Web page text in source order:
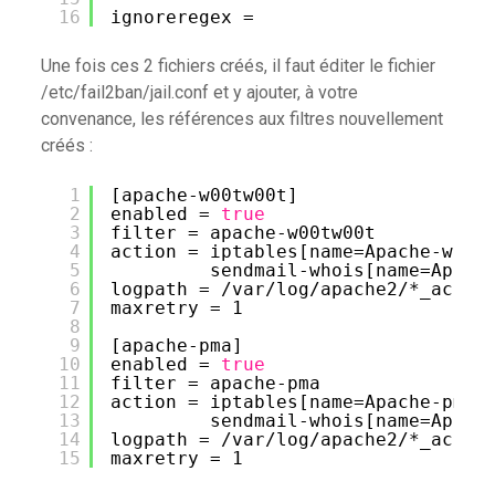
16
ignoreregex =
Une fois ces 2 fichiers créés, il faut éditer le fichier
/etc/fail2ban/jail.conf et y ajouter, à votre
convenance, les références aux filtres nouvellement
créés :
1
2
3
4
5
6
7
8
9
10
11
12
13
14
15
[apache-w00tw00t]
enabled = true
filter = apache-w00tw00t
action = iptables[name=Apache-
sendmail-
logpath = /var/log/apache2/
maxretry = 1
[apache-pma]
enabled = true
filter = apache-pma
action = iptables[name=Apache-
sendmail-
logpath = /var/log/apache2/
maxretry = 1